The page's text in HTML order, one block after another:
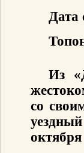
Дата
Из
со